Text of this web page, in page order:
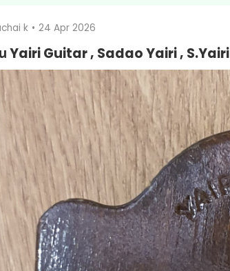
k • 24 Apr 2026
น Yairi Guitar , Sadao Yairi , S.Yairi